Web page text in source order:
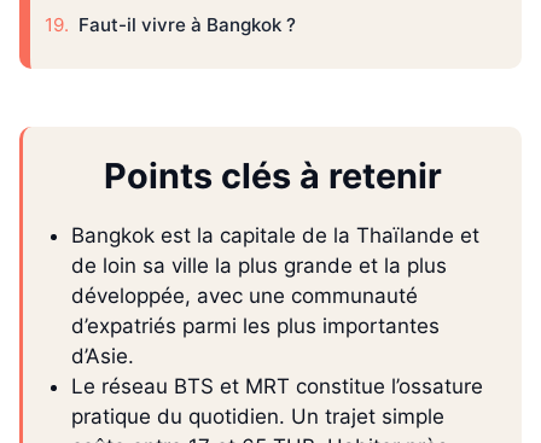
Faut-il vivre à Bangkok ?
Points clés à retenir
Bangkok est la capitale de la Thaïlande et
de loin sa ville la plus grande et la plus
développée, avec une communauté
d’expatriés parmi les plus importantes
d’Asie.
Le réseau BTS et MRT constitue l’ossature
pratique du quotidien. Un trajet simple